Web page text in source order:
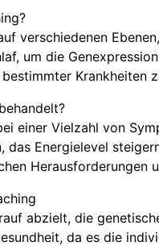
verschiedenen
um die
Krankheiten
einer Vielzahl von
das Energielevel
Herausforderungen
abzielt, die
da es die